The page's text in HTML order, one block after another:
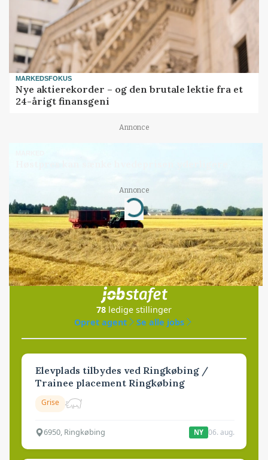
MARKEDSFOKUS
Nye aktierekorder – og den brutale lektie fra et
24-årigt finansgeni
Annonce
Annonce
Loading...
Jobs
i samarbejde med
78 ledige stillinger
Opret agent
Se alle jobs
Elevplads tilbydes ved Ringkøbing /
Trainee placement Ringkøbing
Grise
6950, Ringkøbing NY 06. aug.